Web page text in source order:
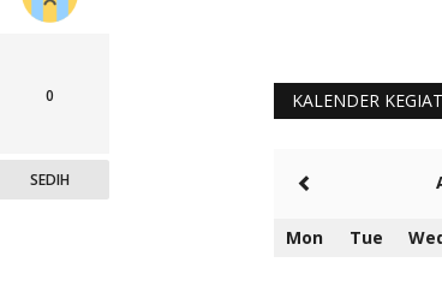
0
SEDIH
KALENDER
Mon Tue